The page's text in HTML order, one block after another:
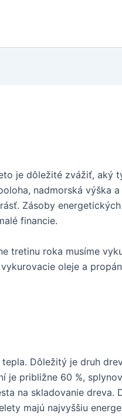
je dôležité zvážiť, aký
nadmorská výška
Zásoby
financie.
tretinu roka musíme
oleje a
Dôležitý je druh
je približne 60 %,
na skladovanie dreva.
majú najvyššiu